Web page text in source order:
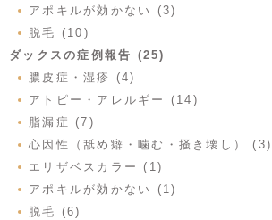
アポキルが効かない (3)
脱毛 (10)
ダックスの症例報告 (25)
膿皮症・湿疹 (4)
アトピー・アレルギー (14)
脂漏症 (7)
心因性（舐め癖・噛む・掻き壊し） (3)
エリザベスカラー (1)
アポキルが効かない (1)
脱毛 (6)